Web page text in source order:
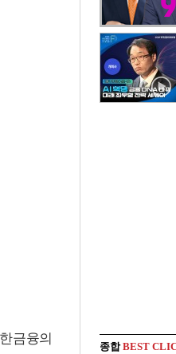
금융의
종합BEST